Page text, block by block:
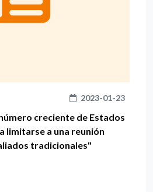
2023-01-23
creciente de Estados
limitarse a una reunión
tradicionales"